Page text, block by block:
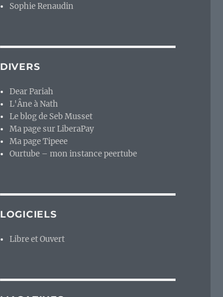
Sophie Renaudin
DIVERS
Dear Pariah
L'Âne à Nath
Le blog de Seb Musset
Ma page sur LiberaPay
Ma page Tipeee
Ourtube – mon instance peertube
LOGICIELS
Libre et Ouvert